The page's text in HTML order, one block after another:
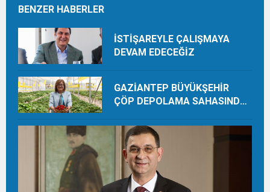
BENZER HABERLER
İSTİŞAREYLE ÇALIŞMAYA
DEVAM EDECEĞİZ
GAZİANTEP BÜYÜKŞEHİR
ÇÖP DEPOLAMA SAHASINDA
TON HASAT YAPIYOR